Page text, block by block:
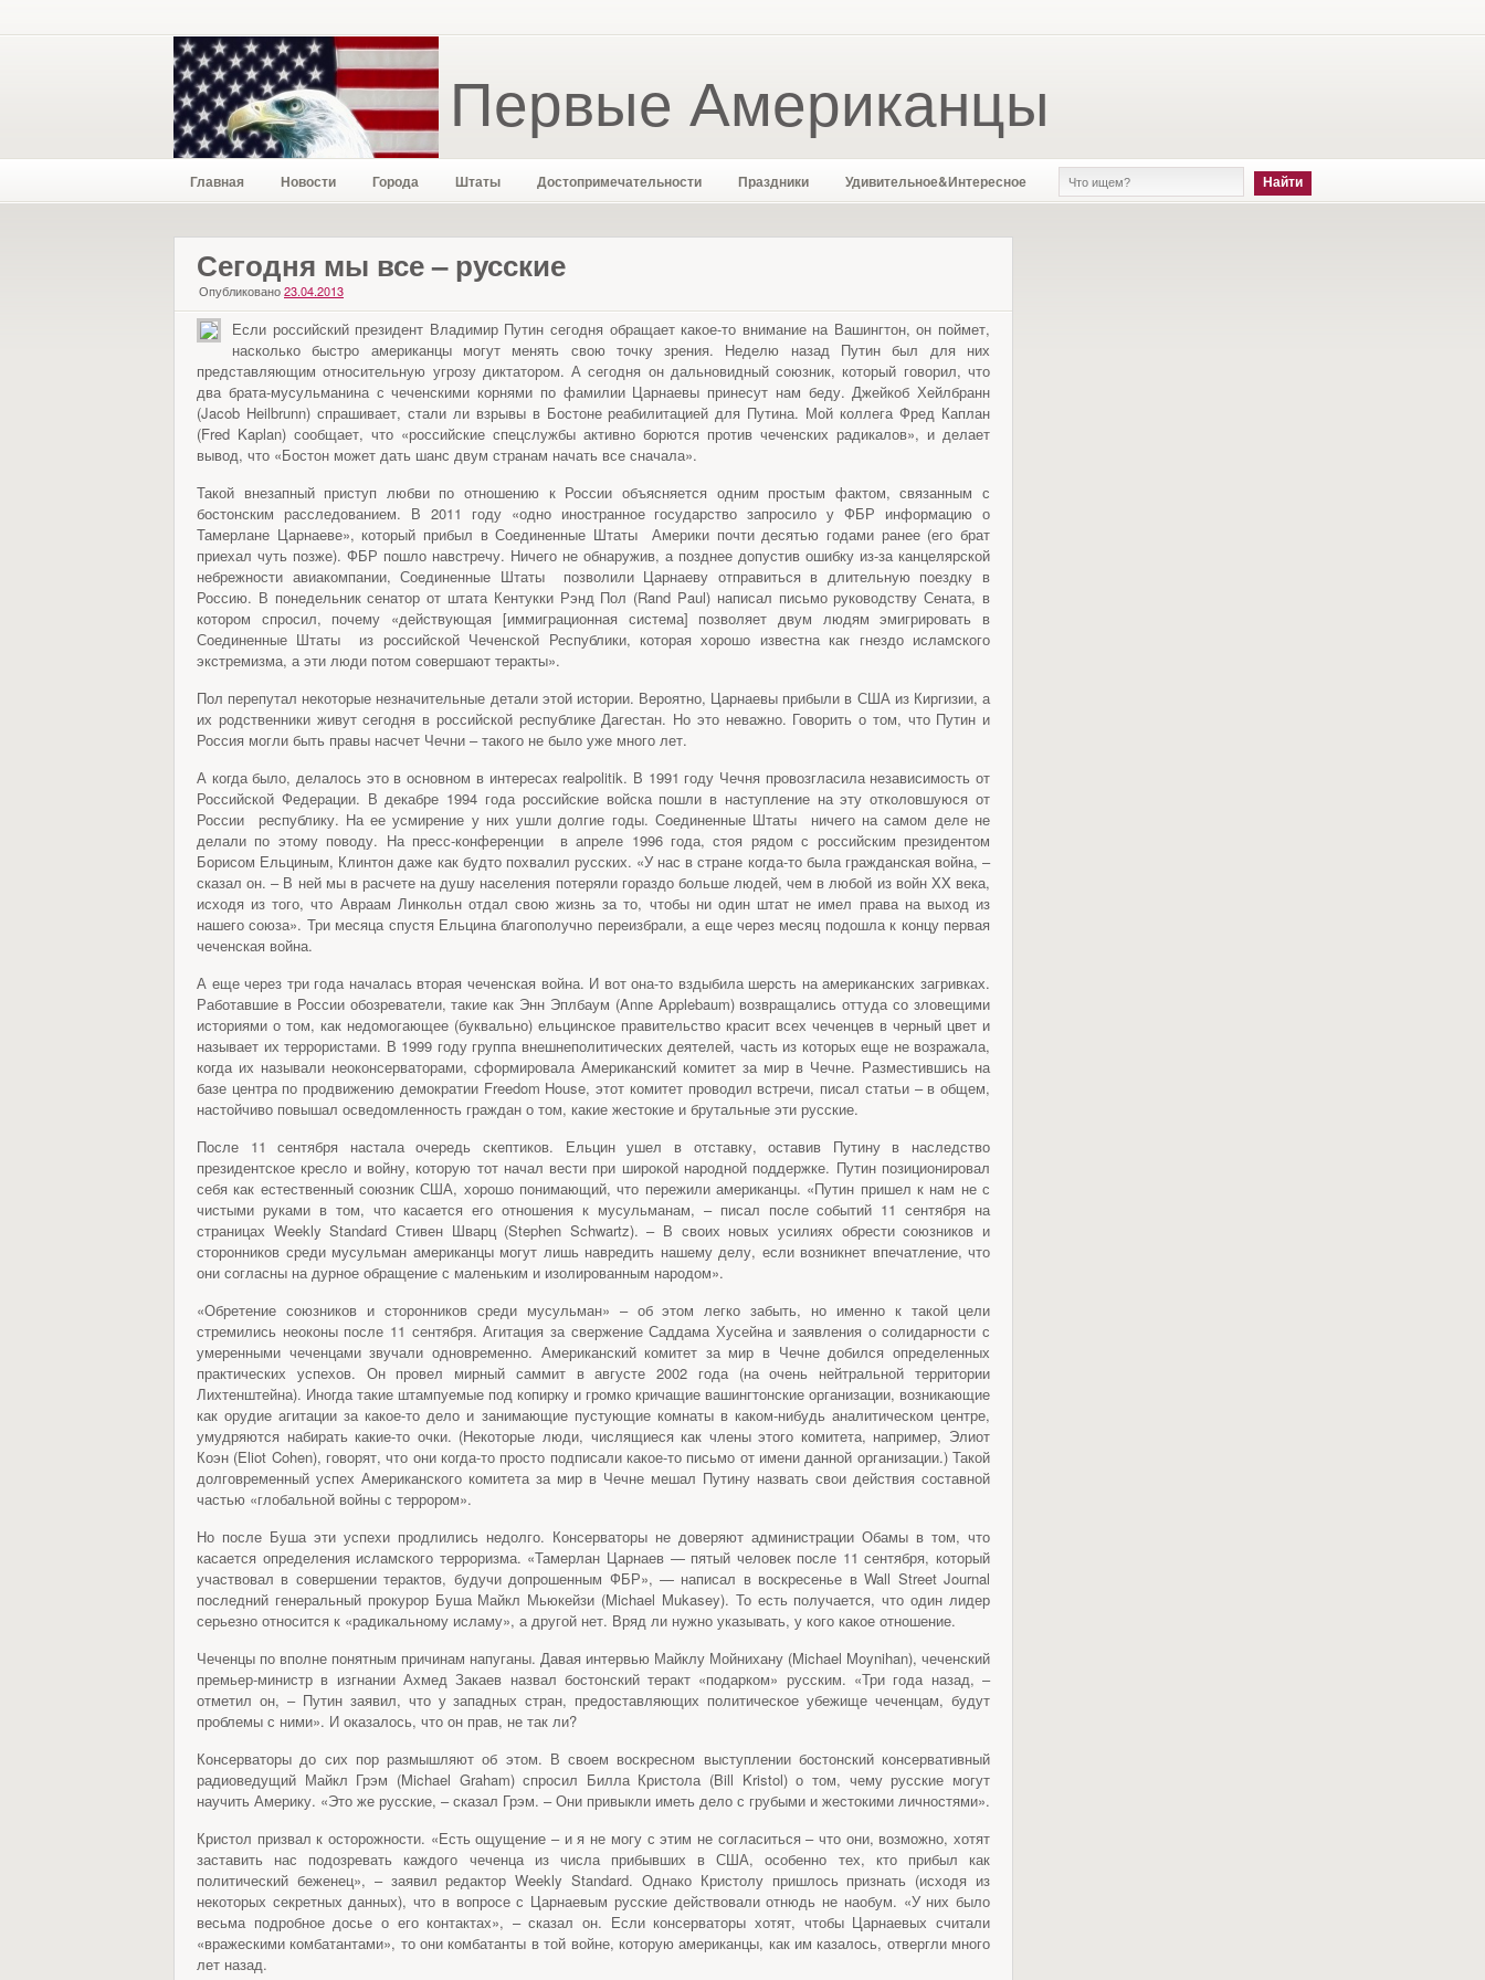
Первые Американцы
Главная Новости Города Штаты Достопримечательности Праздники Удивительное&Интересное
Сегодня мы все – русские
Опубликовано23.04.2013
Если российский президент Владимир Путин сегодня обращает какое-то внимание на Вашингтон, он поймет,
насколько быстро американцы могут менять свою точку зрения. Неделю назад Путин был для них
представляющим относительную угрозу диктатором. А сегодня он дальновидный союзник, который говорил, что
два брата-мусульманина с чеченскими корнями по фамилии Царнаевы принесут нам беду. Джейкоб Хейлбранн
(Jacob Heilbrunn) спрашивает, стали ли взрывы в Бостоне реабилитацией для Путина. Мой коллега Фред Каплан
(Fred Kaplan) сообщает, что «российские спецслужбы активно борются против чеченских радикалов», и делает
вывод, что «Бостон может дать шанс двум странам начать все сначала».
Такой внезапный приступ любви по отношению к России объясняется одним простым фактом, связанным с
бостонским расследованием. В 2011 году «одно иностранное государство запросило у ФБР информацию о
Тамерлане Царнаеве», который прибыл в Соединенные Штаты Америки почти десятью годами ранее (его брат
приехал чуть позже). ФБР пошло навстречу. Ничего не обнаружив, а позднее допустив ошибку из-за канцелярской
небрежности авиакомпании, Соединенные Штаты позволили Царнаеву отправиться в длительную поездку в
Россию. В понедельник сенатор от штата Кентукки Рэнд Пол (Rand Paul) написал письмо руководству Сената, в
котором спросил, почему «действующая [иммиграционная система] позволяет двум людям эмигрировать в
Соединенные Штаты из российской Чеченской Республики, которая хорошо известна как гнездо исламского
экстремизма, а эти люди потом совершают теракты».
Пол перепутал некоторые незначительные детали этой истории. Вероятно, Царнаевы прибыли в США из Киргизии, а
их родственники живут сегодня в российской республике Дагестан. Но это неважно. Говорить о том, что Путин и
Россия могли быть правы насчет Чечни – такого не было уже много лет.
А когда было, делалось это в основном в интересах realpolitik. В 1991 году Чечня провозгласила независимость от
Российской Федерации. В декабре 1994 года российские войска пошли в наступление на эту отколовшуюся от
России республику. На ее усмирение у них ушли долгие годы. Соединенные Штаты ничего на самом деле не
делали по этому поводу. На пресс-конференции в апреле 1996 года, стоя рядом с российским президентом
Борисом Ельциным, Клинтон даже как будто похвалил русских. «У нас в стране когда-то была гражданская война, –
сказал он. – В ней мы в расчете на душу населения потеряли гораздо больше людей, чем в любой из войн XX века,
исходя из того, что Авраам Линкольн отдал свою жизнь за то, чтобы ни один штат не имел права на выход из
нашего союза». Три месяца спустя Ельцина благополучно переизбрали, а еще через месяц подошла к концу первая
чеченская война.
А еще через три года началась вторая чеченская война. И вот она-то вздыбила шерсть на американских загривках.
Работавшие в России обозреватели, такие как Энн Эплбаум (Anne Applebaum) возвращались оттуда со зловещими
историями о том, как недомогающее (буквально) ельцинское правительство красит всех чеченцев в черный цвет и
называет их террористами. В 1999 году группа внешнеполитических деятелей, часть из которых еще не возражала,
когда их называли неоконсерваторами, сформировала Американский комитет за мир в Чечне. Разместившись на
базе центра по продвижению демократии Freedom House, этот комитет проводил встречи, писал статьи – в общем,
настойчиво повышал осведомленность граждан о том, какие жестокие и брутальные эти русские.
После 11 сентября настала очередь скептиков. Ельцин ушел в отставку, оставив Путину в наследство
президентское кресло и войну, которую тот начал вести при широкой народной поддержке. Путин позиционировал
себя как естественный союзник США, хорошо понимающий, что пережили американцы. «Путин пришел к нам не с
чистыми руками в том, что касается его отношения к мусульманам, – писал после событий 11 сентября на
страницах Weekly Standard Стивен Шварц (Stephen Schwartz). – В своих новых усилиях обрести союзников и
сторонников среди мусульман американцы могут лишь навредить нашему делу, если возникнет впечатление, что
они согласны на дурное обращение с маленьким и изолированным народом».
«Обретение союзников и сторонников среди мусульман» – об этом легко забыть, но именно к такой цели
стремились неоконы после 11 сентября. Агитация за свержение Саддама Хусейна и заявления о солидарности с
умеренными чеченцами звучали одновременно. Американский комитет за мир в Чечне добился определенных
практических успехов. Он провел мирный саммит в августе 2002 года (на очень нейтральной территории
Лихтенштейна). Иногда такие штампуемые под копирку и громко кричащие вашингтонские организации, возникающие
как орудие агитации за какое-то дело и занимающие пустующие комнаты в каком-нибудь аналитическом центре,
умудряются набирать какие-то очки. (Некоторые люди, числящиеся как члены этого комитета, например, Элиот
Коэн (Eliot Cohen), говорят, что они когда-то просто подписали какое-то письмо от имени данной организации.) Такой
долговременный успех Американского комитета за мир в Чечне мешал Путину назвать свои действия составной
частью «глобальной войны с террором».
Но после Буша эти успехи продлились недолго. Консерваторы не доверяют администрации Обамы в том, что
касается определения исламского терроризма. «Тамерлан Царнаев — пятый человек после 11 сентября, который
участвовал в совершении терактов, будучи допрошенным ФБР», — написал в воскресенье в Wall Street Journal
последний генеральный прокурор Буша Майкл Мьюкейзи (Michael Mukasey). То есть получается, что один лидер
серьезно относится к «радикальному исламу», а другой нет. Вряд ли нужно указывать, у кого какое отношение.
Чеченцы по вполне понятным причинам напуганы. Давая интервью Майклу Мойнихану (Michael Moynihan), чеченский
премьер-министр в изгнании Ахмед Закаев назвал бостонский теракт «подарком» русским. «Три года назад, –
отметил он, – Путин заявил, что у западных стран, предоставляющих политическое убежище чеченцам, будут
проблемы с ними». И оказалось, что он прав, не так ли?
Консерваторы до сих пор размышляют об этом. В своем воскресном выступлении бостонский консервативный
радиоведущий Майкл Грэм (Michael Graham) спросил Билла Кристола (Bill Kristol) о том, чему русские могут
научить Америку. «Это же русские, – сказал Грэм. – Они привыкли иметь дело с грубыми и жестокими личностями».
Кристол призвал к осторожности. «Есть ощущение – и я не могу с этим не согласиться – что они, возможно, хотят
заставить нас подозревать каждого чеченца из числа прибывших в США, особенно тех, кто прибыл как
политический беженец», – заявил редактор Weekly Standard. Однако Кристолу пришлось признать (исходя из
некоторых секретных данных), что в вопросе с Царнаевым русские действовали отнюдь не наобум. «У них было
весьма подробное досье о его контактах», – сказал он. Если консерваторы хотят, чтобы Царнаевых считали
«вражескими комбатантами», то они комбатанты в той войне, которую американцы, как им казалось, отвергли много
лет назад.